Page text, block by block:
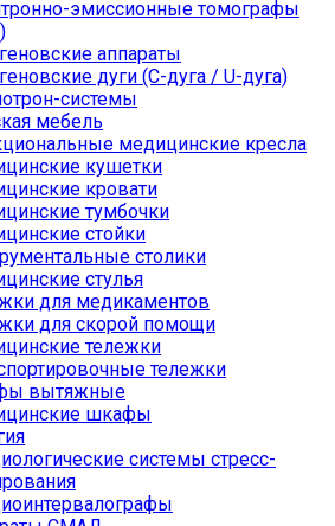
эмиссионные томографы
аппараты
дуги (С-дуга / U-дуга)
системы
мебель
медицинские кресла
кушетки
кровати
тумбочки
стойки
столики
стулья
для медикаментов
для скорой помощи
тележки
тележки
вытяжные
шкафы
системы стресс-